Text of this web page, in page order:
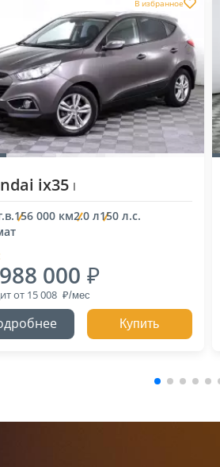
В избранное
ix35 I
156 000 км2.0 л150 л.с.
000
от 15 008
Купить